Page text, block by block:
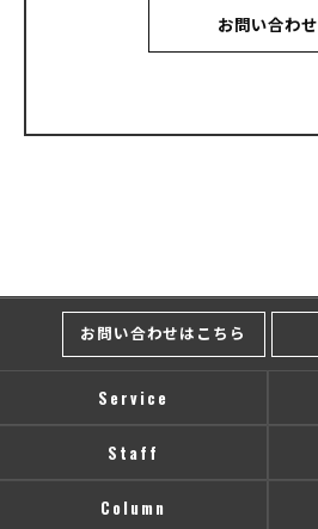
お問い合わせ
お問い合わせはこちら
Service
Staff
Column